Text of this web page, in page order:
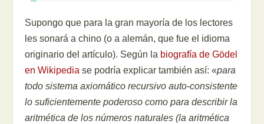
Supongo que para la gran mayoría de los lectores
les sonará a chino (o a alemán, que fue el idioma
originario del artículo). Según la biografía de Gödel
en Wikipedia se podría explicar también así: «para
todo sistema axiomático recursivo auto-consistente
lo suficientemente poderoso como para describir la
aritmética de los números naturales (la aritmética